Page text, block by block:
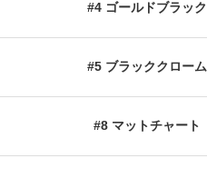
#4 ゴールドブラック
#5 ブラッククローム
#8 マットチャート